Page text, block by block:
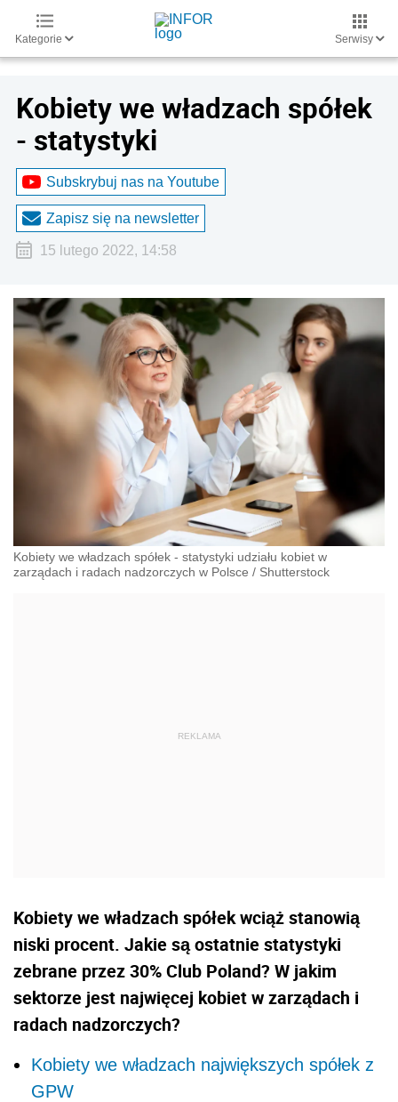
Kategorie Serwisy
Kobiety we władzach spółek
- statystyki
Subskrybuj nas na Youtube
Zapisz się na newsletter
15 lutego 2022, 14:58
Kobiety we władzach spółek - statystyki udziału kobiet w
zarządach i radach nadzorczych w Polsce / Shutterstock
Kobiety we władzach spółek wciąż stanowią
niski procent. Jakie są ostatnie statystyki
zebrane przez 30% Club Poland? W jakim
sektorze jest najwięcej kobiet w zarządach i
radach nadzorczych?
Kobiety we władzach największych spółek z
GPW